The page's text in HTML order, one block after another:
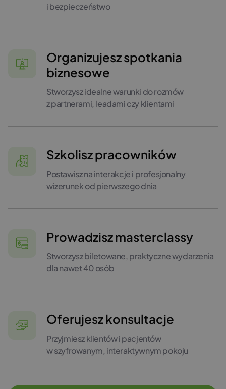
i bezpieczeństwo
Organizujesz spotkania
biznesowe
Stworzysz idealne warunki do rozmów
z partnerami, leadami czy klientami
Szkolisz pracowników
Postawisz na interakcje i profesjonalny
wizerunek od pierwszego dnia
Prowadzisz masterclassy
Stworzysz biletowane, praktyczne wydarzenia
dla nawet 40 osób
Oferujesz konsultacje
Przyjmiesz klientów i pacjentów
w szyfrowanym, interaktywnym pokoju